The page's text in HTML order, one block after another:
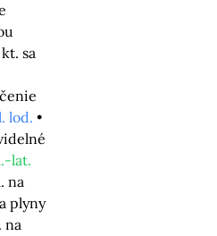
sa
lod.
lat.
na
plyny
na